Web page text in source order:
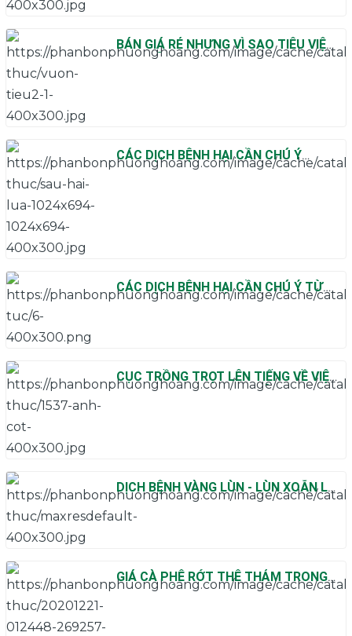
BÁN GIÁ RẺ NHƯNG VÌ SAO TIÊU VIỆT
NAM VẪN KHÓ TIÊU THỤ?
CÁC DỊCH BỆNH HẠI CẦN CHÚ Ý
TRONG THÁNG 7
CÁC DỊCH BỆNH HẠI CẦN CHÚ Ý TỪ
25/12-31/12
CỤC TRỒNG TRỌT LÊN TIẾNG VỀ VIỆC
THƯƠNG LÁI THU MUA RỄ TIÊU
DỊCH BỆNH VÀNG LÙN - LÙN XOẮN LÁ
BÙNG PHÁT
GIÁ CÀ PHÊ RỚT THÊ THẢM TRONG 4
THÁNG ĐẦU NĂM 2018